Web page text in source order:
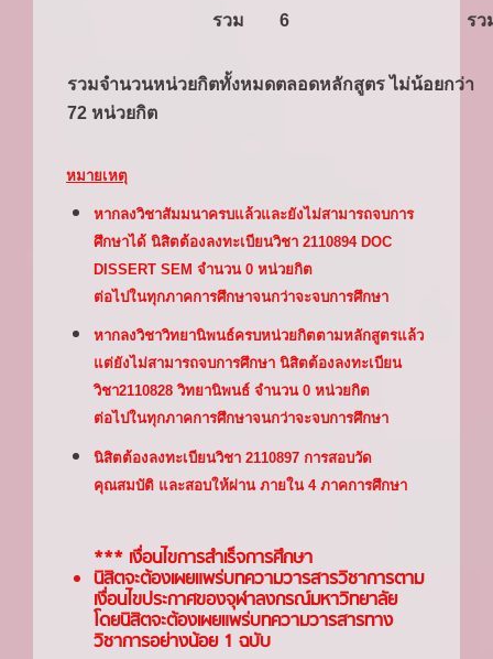
รวม 6 รว
รวมจำนวนหน่วยกิตทั้งหมดตลอดหลักสูตร ไม่น้อยกว่า
72 หน่วยกิต
หมายเหตุ
หากลงวิชาสัมมนาครบแล้วและยังไม่สามารถจบการ
ศึกษาได้ นิสิตต้องลงทะเบียนวิชา 2110894 DOC
DISSERT SEM จำนวน 0 หน่วยกิต
ต่อไปในทุกภาคการศึกษาจนกว่าจะจบการศึกษา
หากลงวิชาวิทยานิพนธ์ครบหน่วยกิตตามหลักสูตรแล้ว
แต่ยังไม่สามารถจบการศึกษา นิสิตต้องลงทะเบียน
วิชา2110828 วิทยานิพนธ์ จำนวน 0 หน่วยกิต
ต่อไปในทุกภาคการศึกษาจนกว่าจะจบการศึกษา
นิสิตต้องลงทะเบียนวิชา 2110897 การสอบวัด
คุณสมบัติ และสอบให้ผ่าน ภายใน 4 ภาคการศึกษา
*** เงื่อนไขการสำเร็จการศึกษา
นิสิตจะต้องเผยแพร่บทความวารสารวิชาการตาม
เงื่อนไขประกาศของจุฬาลงกรณ์มหาวิทยาลัย
โดยนิสิตจะต้องเผยแพร่บทความวารสารทาง
วิชาการอย่างน้อย 1 ฉบับ